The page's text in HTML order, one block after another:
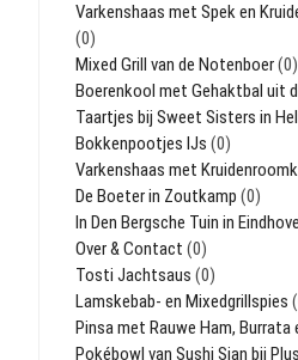
Varkenshaas met Spek en
(0)
Mixed Grill van de Notenboer(0)
Boerenkool met Gehaktbal uit
Taartjes bij Sweet Sisters in
Bokkenpootjes IJs (0)
Varkenshaas met
De Boeter in Zoutkamp (0)
In Den Bergsche Tuin in
Over & Contact (0)
Tosti Jachtsaus (0)
Lamskebab- en Mixedgrillspies
Pinsa met Rauwe Ham, Burrata
Pokébowl van Sushi Sian bij